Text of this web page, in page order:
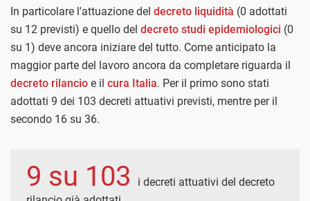
In particolare l'attuazione del decreto liquidità (0 adottati
su 12 previsti) e quello del decreto studi epidemiologici (0
su 1) deve ancora iniziare del tutto. Come anticipato la
maggior parte del lavoro ancora da completare riguarda il
decreto rilancio e il cura Italia. Per il primo sono stati
adottati 9 dei 103 decreti attuativi previsti, mentre per il
secondo 16 su 36.
9 su 103
i decreti attuativi del decreto